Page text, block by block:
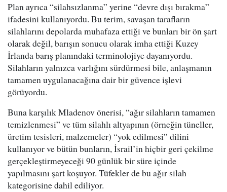
Plan ayrıca “silahsızlanma” yerine “devre dışı bırakma”
ifadesini kullanıyordu. Bu terim, savaşan tarafların
silahlarını depolarda muhafaza ettiği ve bunları bir ön şart
olarak değil, barışın sonucu olarak imha ettiği Kuzey
İrlanda barış planındaki terminolojiye dayanıyordu.
Silahların yalnızca varlığını sürdürmesi bile, anlaşmanın
tamamen uygulanacağına dair bir güvence işlevi
görüyordu.
Buna karşılık Mladenov önerisi, “ağır silahların tamamen
temizlenmesi” ve tüm silahlı altyapının (örneğin tüneller,
üretim tesisleri, malzemeler) “yok edilmesi” dilini
kullanıyor ve bütün bunların, İsrail’in hiçbir geri çekilme
gerçekleştirmeyeceği 90 günlük bir süre içinde
yapılmasını şart koşuyor. Tüfekler de bu ağır silah
kategorisine dahil ediliyor.